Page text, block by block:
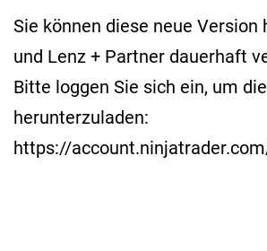
Sie können diese neue Version
und Lenz + Partner dauerhaft
Bitte loggen Sie sich ein, um
herunterzuladen:
https://